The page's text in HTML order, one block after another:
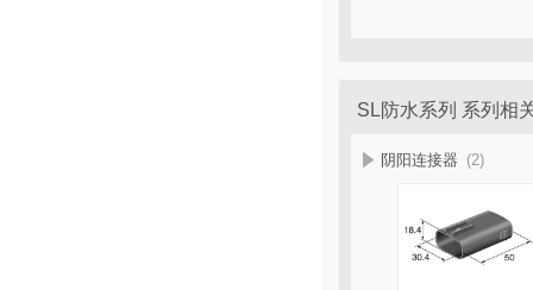
SL防水系列 系列相
阴阳连接器 (2)